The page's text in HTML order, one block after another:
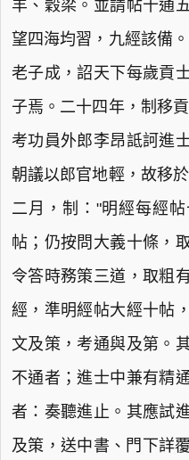
羊、穀梁。並請帖十通
望四海均習，九經該備
老子成，詔天下每歲貢
子焉。二十四年，制移
考功員外郎李昂詆訶進
朝議以郎官地輕，故移
二月，制："明經每經
帖；仍按問大義十條，
令答時務策三道，取粗
經，準明經帖大經十帖
文及策，考通與及第。
不通者；進士中兼有精
者：奏聽進止。其應試
及策，送中書、門下詳